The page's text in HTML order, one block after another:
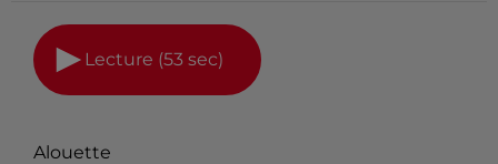
Lecture (53 sec)
Alouette